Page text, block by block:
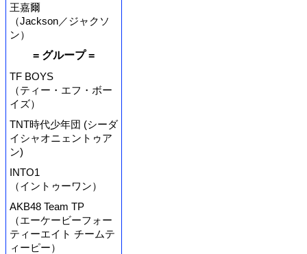
王嘉爾
（Jackson／ジャクソ
ン）
= グループ =
TF BOYS
（ティー・エフ・ボー
イズ）
TNT時代少年団 (シーダ
イシャオニェントゥア
ン)
INTO1
（イントゥーワン）
AKB48 Team TP
（エーケービーフォー
ティーエイト チームテ
ィーピー）